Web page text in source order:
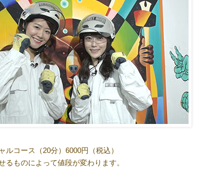
ルコース（20分）6000円（税込）
るものによって値段が変わります。